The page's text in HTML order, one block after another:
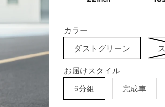
カラー
ダストグリーン
お届けスタイル
6分組 完成車